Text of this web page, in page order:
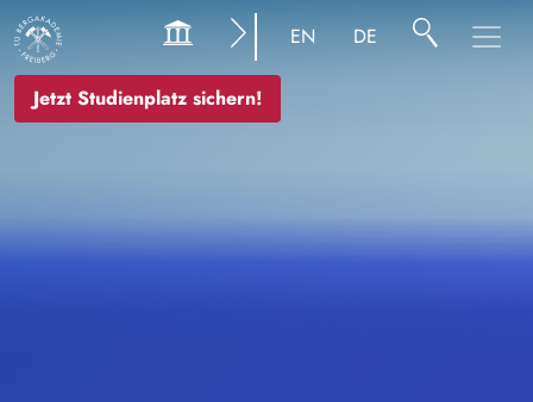
Jetzt Studienplatz sichern!
EN DE
Bild